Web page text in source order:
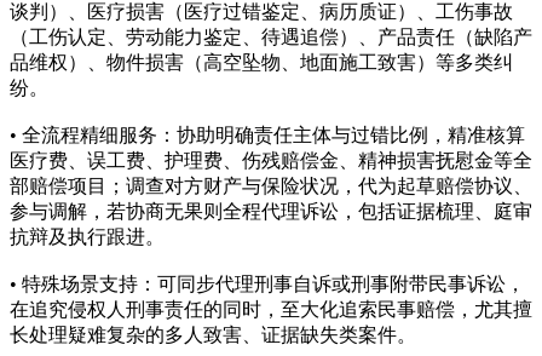
谈判）、医疗损害（医疗过错鉴定、病历质证）、工伤事故
（工伤认定、劳动能力鉴定、待遇追偿）、产品责任（缺陷产
品维权）、物件损害（高空坠物、地面施工致害）等多类纠
纷。
• 全流程精细服务：协助明确责任主体与过错比例，精准核算
医疗费、误工费、护理费、伤残赔偿金、精神损害抚慰金等全
部赔偿项目；调查对方财产与保险状况，代为起草赔偿协议、
参与调解，若协商无果则全程代理诉讼，包括证据梳理、庭审
抗辩及执行跟进。
• 特殊场景支持：可同步代理刑事自诉或刑事附带民事诉讼，
在追究侵权人刑事责任的同时，至大化追索民事赔偿，尤其擅
长处理疑难复杂的多人致害、证据缺失类案件。